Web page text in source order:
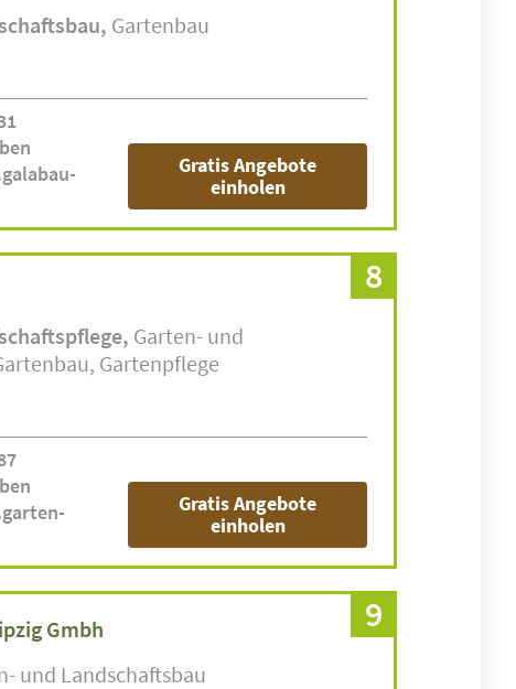
Gartenbau
Gratis Angebote
einholen
8
Garten- und
Gartenpflege
Gratis Angebote
einholen
9
Gmbh
und Landschaftsbau